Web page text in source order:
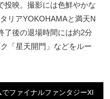
投映。撮影には色鮮やかな
リアYOKOHAMAと満天N
了後の退場時間には約2分
「星天開門」などをルー
ファイナルファンタジーXI